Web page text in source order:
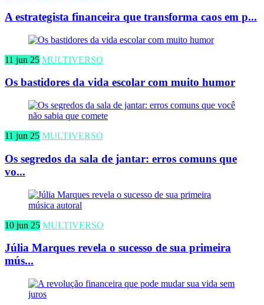
A estrategista financeira que transforma caos em p...
11 jun 25 MULTIVERSO
Os bastidores da vida escolar com muito humor
11 jun 25 MULTIVERSO
Os segredos da sala de jantar: erros comuns que
vo...
10 jun 25 MULTIVERSO
Júlia Marques revela o sucesso de sua primeira
mús...